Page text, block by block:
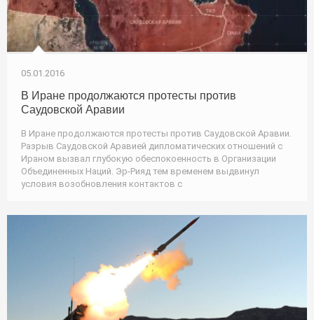
05.01.2016
В Иране продолжаются протесты против
Саудовской Аравии
В Иране продолжаются протесты против Саудовской Аравии.
Разрыв Саудовской Аравией дипломатических отношений с
Ираном вызвал глубокую обеспокоенность в Организации
Объединенных Наций. Эр-Рияд тем временем выдвинул
условия возобновления контактов с